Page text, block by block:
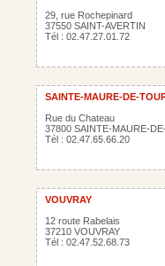
29, rue Rochepinard
37550 SAINT-AVERTIN
Tél : 02.47.27.01.72
SAINTE-MAURE-DE-
Rue du Chateau
37800 SAINTE-MAURE-
Tél : 02.47.65.66.20
VOUVRAY
12 route Rabelais
37210 VOUVRAY
Tél : 02.47.52.68.73